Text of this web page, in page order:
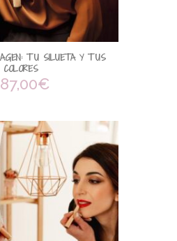
TU SILUETA Y TUS
COLORES
€